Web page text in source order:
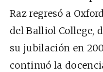
Raz regresó a
del Balliol College,
su jubilación en
continuó la